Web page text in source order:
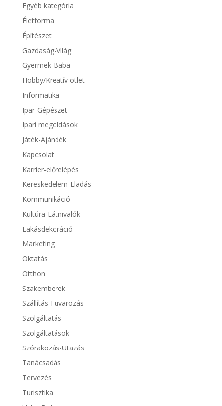
Egyéb kategória
Életforma
Építészet
Gazdaság-Világ
Gyermek-Baba
Hobby/Kreatív ötlet
Informatika
Ipar-Gépészet
Ipari megoldások
Játék-Ajándék
Kapcsolat
Karrier-előrelépés
Kereskedelem-Eladás
Kommunikáció
Kultúra-Látnivalók
Lakásdekoráció
Marketing
Oktatás
Otthon
Szakemberek
Szállítás-Fuvarozás
Szolgáltatás
Szolgáltatások
Szórakozás-Utazás
Tanácsadás
Tervezés
Turisztika